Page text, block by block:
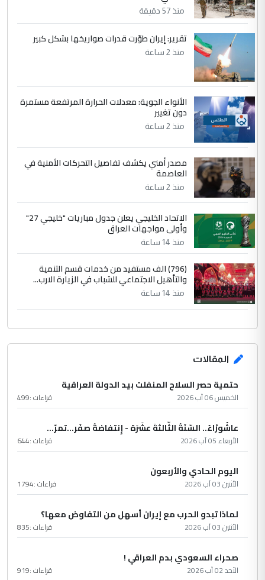
التعليق : تحياتي لك استاذ حامدتركان. كلام
دقيق ومسؤول؛ فالاستثمار الحقيقي للإنسان
وثروات البلد يعتمد على الكفاءة ...
الموضوع :
بين الإهمال واغتصاب الأرض.. بلاد
الرافدين تعاني الجفاف والتصحر!!
منذ 57 دقيقة
تقرير: إيران طوّرت قدرات صواريخها بشكل كبير
منذ 2 ساعة
الأنواء الجوية: معدلات الحرارة المرتفعة مستمرة
دون تغيير
منذ 2 ساعة
مصدر أمني يكشف تفاصيل التحركات الأمنية في
العاصمة
منذ 2 ساعة
الاتحاد الخليجي يعلن جدول مباريات "خليجي 27"
وأولى مواجهات العراق
منذ 14 ساعة
(796) الف مستفيد من خدمات قسم التنمية
والتأهيل الاجتماعي للشباب في الزيارة الارب...
منذ 14 ساعة
المقالات
حتمية حصر السلاح المنفلت بيد الدولة العراقية
الخميس 06 آب 2026 قراءات :499
عاشُورْاءُ.. السّنَةُ الثّالثةَ عشَرَة - إِنتفاضةُ صفَر…تمرّ...
الأربعاء 05 آب 2026 قراءات :644
اليوم الحادي والأربعون
الأثنين 03 آب 2026 قراءات :1794
لماذا تبدو الحرب مع إيران أسهل من التفاوض معها؟
الأثنين 03 آب 2026 قراءات :835
صحراء السعودي بدم العراقي !
الأحد 02 آب 2026 قراءات :919